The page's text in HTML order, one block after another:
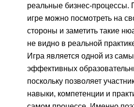
реальные бизнес-процессы.
игре можно посмотреть на
стороны и заметить такие
не видно в реальной
Игра является одной из
эффективных
поскольку позволяет
навыки, компетенции и